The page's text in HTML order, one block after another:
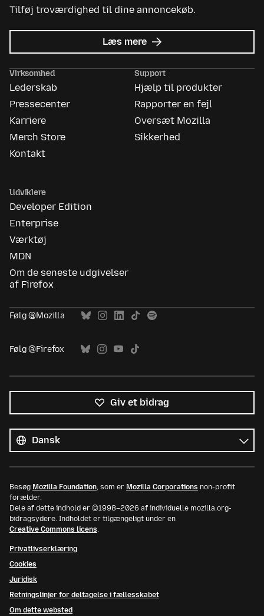
Tilføj troværdighed til dine annoncekøb.
Læs mere om
Mozilla
Virksomhed
Lederskab
Pressecenter
Karriere
Merch Store
Kontakt
Support
Hjælp til produkter
Rapporter en fejl
Oversæt Mozilla
Sikkerhed
Udviklere
Developer Edition
Enterprise
Værktøj
MDN
Om de seneste udgivelser
af Firefox
Følg @Mozilla
Følg @Firefox
Giv et bidrag
sprog
Sprog
Besøg Mozilla Foundation, som er Mozilla Corporations non-profit
forælder.
Dele af dette indhold er ©1998–2026 af individuelle mozilla.org-
bidragsydere. Indholdet er tilgængeligt under en
Creative Commons licens.
Privatlivserklæring
Cookies
Juridisk
Retningslinjer for deltagelse i fællesskabet
Om dette websted